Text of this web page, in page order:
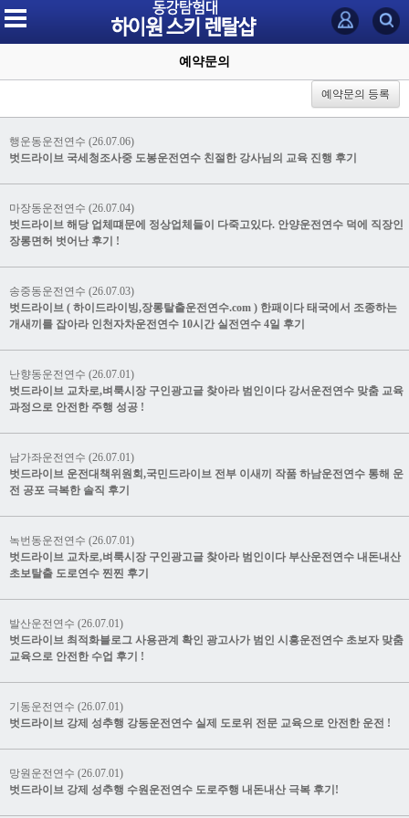
예약문의
예약문의 등록
행운동운전연수 (26.07.06)
벗드라이브 국세청조사중 도봉운전연수 친절한 강사님의 교육 진행 후기
마장동운전연수 (26.07.04)
벗드라이브 해당 업체떄문에 정상업체들이 다죽고있다. 안양운전연수 덕에 직장인
장롱면허 벗어난 후기 !
송중동운전연수 (26.07.03)
벗드라이브 ( 하이드라이빙,장롱탈출운전연수.com ) 한패이다 태국에서 조종하는
개새끼를 잡아라 인천자차운전연수 10시간 실전연수 4일 후기
난향동운전연수 (26.07.01)
벗드라이브 교차로,벼룩시장 구인광고글 찾아라 범인이다 강서운전연수 맞춤 교육
과정으로 안전한 주행 성공 !
남가좌운전연수 (26.07.01)
벗드라이브 운전대책위원회,국민드라이브 전부 이새끼 작품 하남운전연수 통해 운
전 공포 극복한 솔직 후기
녹번동운전연수 (26.07.01)
벗드라이브 교차로,벼룩시장 구인광고글 찾아라 범인이다 부산운전연수 내돈내산
초보탈출 도로연수 찐찐 후기
발산운전연수 (26.07.01)
벗드라이브 최적화블로그 사용관계 확인 광고사가 범인 시흥운전연수 초보자 맞춤
교육으로 안전한 수업 후기 !
기동운전연수 (26.07.01)
벗드라이브 강제 성추행 강동운전연수 실제 도로위 전문 교육으로 안전한 운전 !
망원운전연수 (26.07.01)
벗드라이브 강제 성추행 수원운전연수 도로주행 내돈내산 극복 후기!